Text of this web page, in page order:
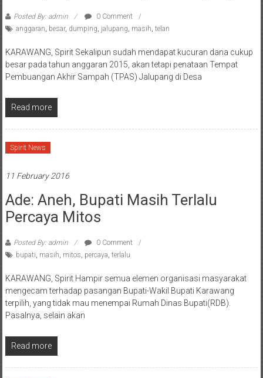
Posted By: admin
0 Comment
anggaran besar, dumping jalupang masih telan
KARAWANG, Spirit Sekalipun sudah mendapat kucuran dana cukup
besar pada tahun anggaran 2015, akan tetapi penataan Tempat
Pembuangan Akhir Sampah (TPAS) Jalupang di Desa
Read more
Spirit News
11 February 2016
Ade: Aneh, Bupati Masih Terlalu
Percaya Mitos
Posted By: admin
0 Comment
bupati masih mitos percaya terlalu
KARAWANG, Spirit Hampir semua elemen organisasi masyarakat
mengecam terhadap pasangan Bupati-Wakil Bupati Karawang
terpilih, yang tidak mau menempai Rumah Dinas Bupati(RDB).
Pasalnya, selain akan
Read more